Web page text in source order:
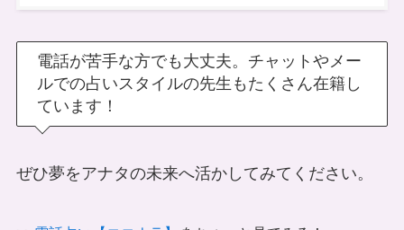
電話が苦手な方でも大丈夫。チャットやメー
ルでの占いスタイルの先生もたくさん在籍し
ています！
ぜひ夢をアナタの未来へ活かしてみてください。